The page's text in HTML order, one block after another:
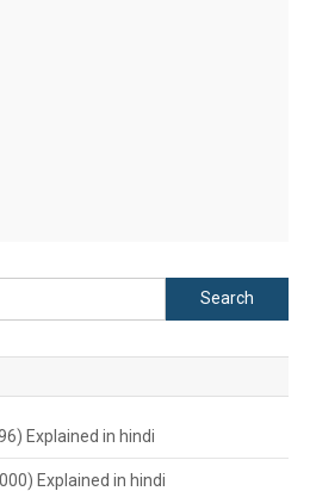
Search
for:
Explained in hindi
Explained in hindi